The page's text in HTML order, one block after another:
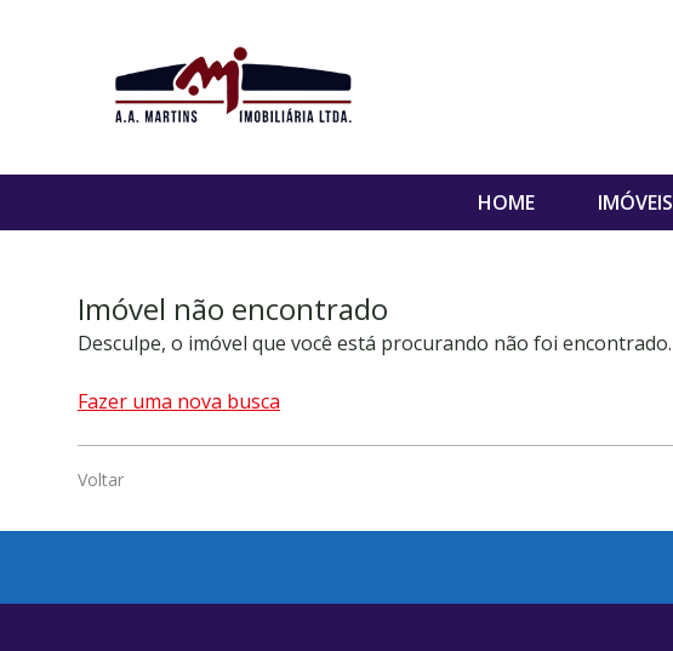
HOME IMÓVEIS
Imóvel não encontrado
Desculpe, o imóvel que você está procurando não foi encontrado.
Fazer uma nova busca
Voltar